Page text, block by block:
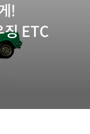
!
징 ETC